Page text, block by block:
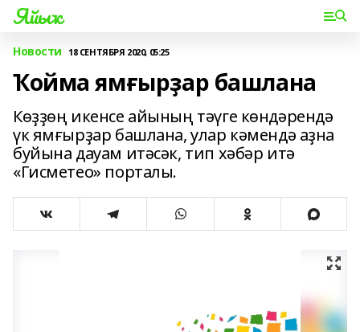
Яйыҡ
Новости 18 СЕНТЯБРЯ 2020, 05:25
Ҡойма ямғырҙар башлана
Көҙҙөң икенсе айының тәүге көндәрендә
үк ямғырҙар башлана, улар кәмендә аҙна
буйына дауам итәсәк, тип хәбәр итә
«Гисметео» порталы.